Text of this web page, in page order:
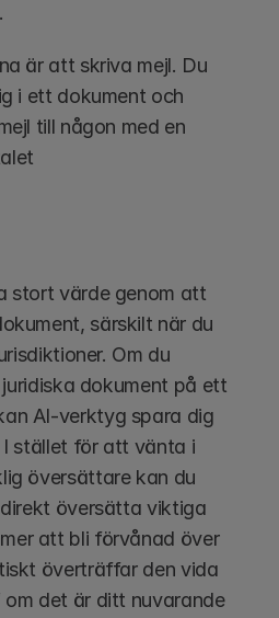
är att skriva mejl. Du
i ett dokument och
till någon med en
stort värde genom att
särskilt när du
Om du
dokument på ett
AI-verktyg spara dig
stället för att vänta i
översättare kan du
översätta viktiga
att bli förvånad över
överträffar den vida
om det är ditt nuvarande